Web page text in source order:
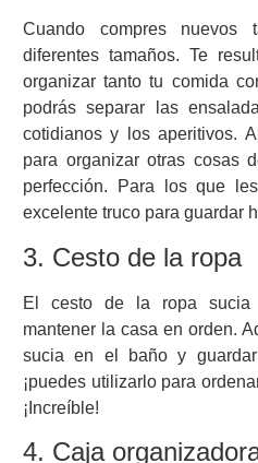
Cuando compres
diferentes tamaños. Te
organizar tanto tu comida
podrás separar las
cotidianos y los aperitivos.
para organizar otras cosas
perfección. Para los que
excelente truco para guardar
3. Cesto de la ropa
El cesto de la ropa
mantener la casa en orden.
sucia en el baño y
¡puedes utilizarlo para
¡Increíble!
4. Caja